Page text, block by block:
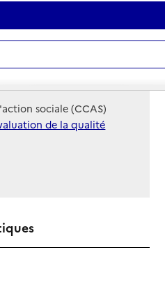
sociale (CCAS)
de la qualité